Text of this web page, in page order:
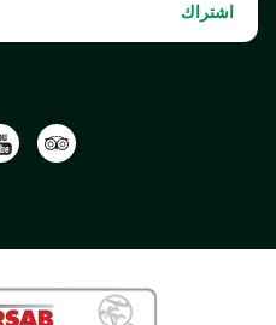
اشتراك